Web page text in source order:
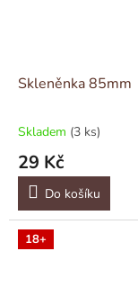
Skleněnka 85mm
Skladem (3 ks)
29 Kč
Do košíku
18+